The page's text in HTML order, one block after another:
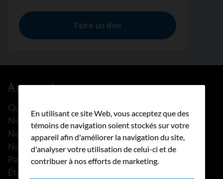
À propos de nous
Que faisons-nous?
Notre histoire
Nos histoires
Notre équipe
Partenariats
États financiers
En utilisant ce site Web, vous acceptez que des
témoins de navigation soient stockés sur votre
appareil afin d'améliorer la navigation du site,
d'analyser votre utilisation de celui-ci et de
contribuer à nos efforts de marketing.